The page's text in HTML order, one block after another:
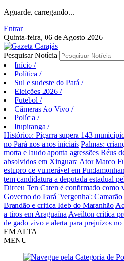
Aguarde, carregando...
Entrar
Quinta-feira, 06 de Agosto 2026
Pesquisar Notícia
Início /
Política /
Sul e sudeste do Pará /
Eleições 2026 /
Futebol /
Câmeras Ao Vivo /
Polícia /
Itupiranga /
Histórico: Piçarra supera 143
no Pará nos anos iniciais Palmas:
morta e laudo aponta agressões Réus
absolvidos em Xinguara Ator Marco
estupro de vulnerável em
tem candidatura a deputada estadual
Dirceu Ten Caten é confirmado como
Governo do Pará 'Vergonha':
Brandão e critica Ideb do Maranhão
a tiros em Araguaína Aveilton critica
de gado vivo e alerta para prejuízos no
EM ALTA
MENU